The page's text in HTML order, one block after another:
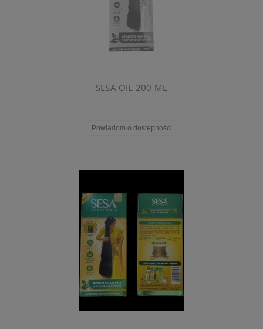
SESA OIL 200 ML
Powiadom o dostępności